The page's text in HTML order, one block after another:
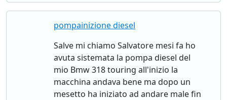
pompainizione diesel
Salve mi chiamo Salvatore mesi fa ho
avuta sistemata la pompa diesel del
mio Bmw 318 touring all'inizio la
macchina andava bene ma dopo un
mesetto ha iniziato ad andare male fin